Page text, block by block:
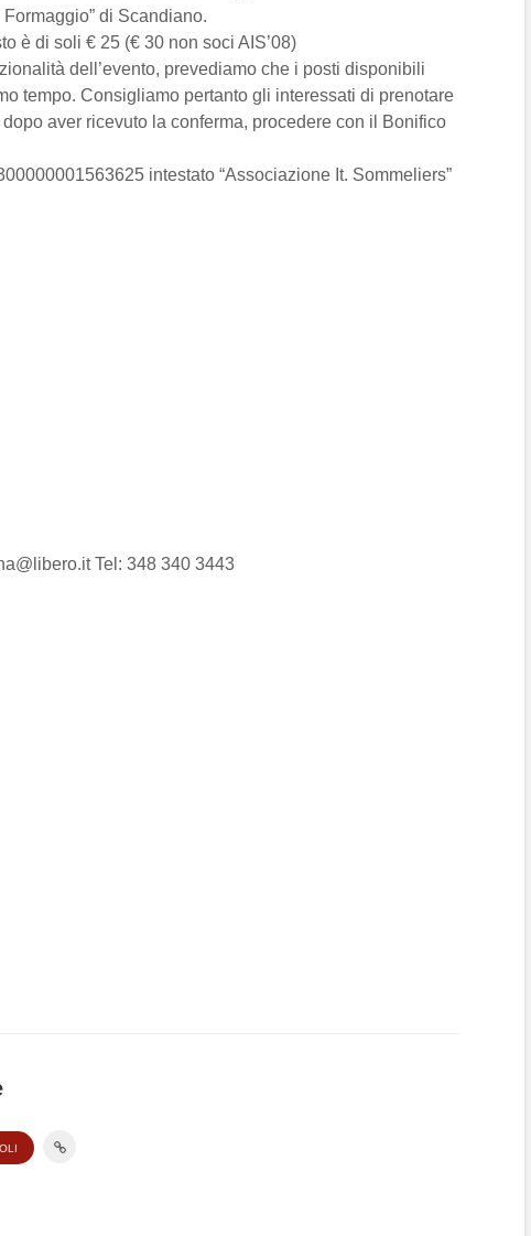
di Scandiano.
è di soli € 25 (€ 30 non soci AIS’08)
dell’evento, prevediamo che i posti disponibili
tempo. Consigliamo pertanto gli interessati di prenotare
aver ricevuto la conferma, procedere con il Bonifico
intestato “Associazione It. Sommeliers”
Tel: 348 340 3443